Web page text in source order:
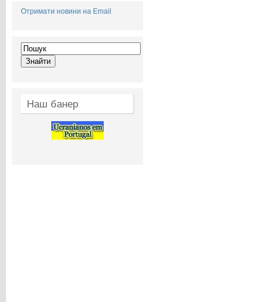
Отримати новини на Email
Наш банер